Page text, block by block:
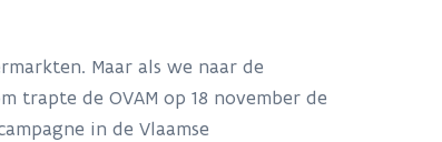
Maar als we naar de
trapte de OVAM op 18 november de
in de Vlaamse